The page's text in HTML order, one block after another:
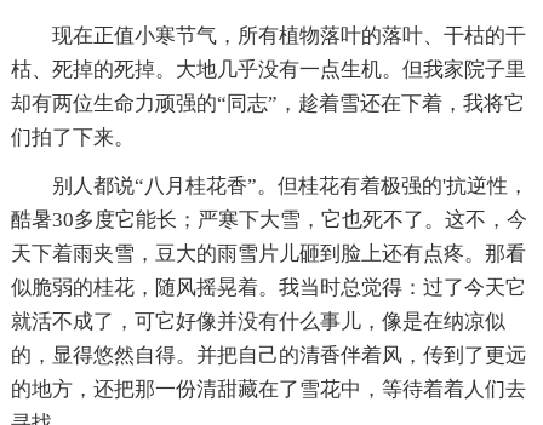
现在正值小寒节气，所有植物落叶的落叶、干枯的干
枯、死掉的死掉。大地几乎没有一点生机。但我家院子里
却有两位生命力顽强的“同志”，趁着雪还在下着，我将它
们拍了下来。
别人都说“八月桂花香”。但桂花有着极强的'抗逆性，
酷暑30多度它能长；严寒下大雪，它也死不了。这不，今
天下着雨夹雪，豆大的雨雪片儿砸到脸上还有点疼。那看
似脆弱的桂花，随风摇晃着。我当时总觉得：过了今天它
就活不成了，可它好像并没有什么事儿，像是在纳凉似
的，显得悠然自得。并把自己的清香伴着风，传到了更远
的地方，还把那一份清甜藏在了雪花中，等待着着人们去